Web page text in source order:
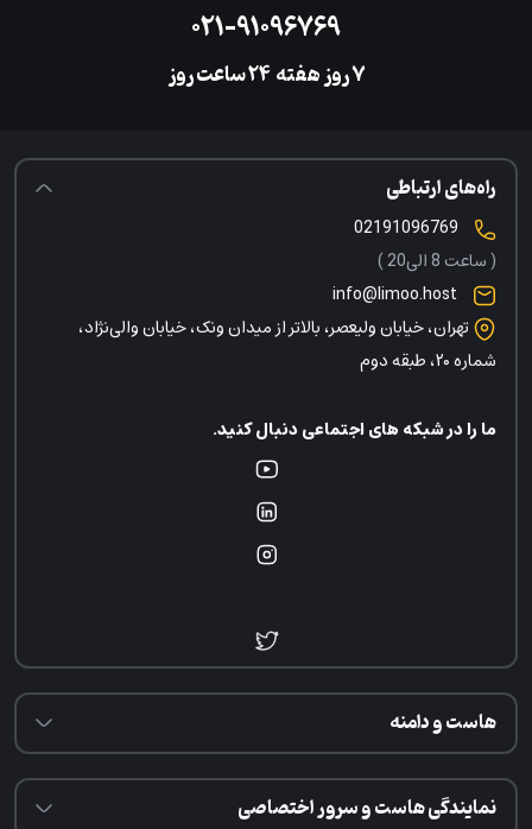
۰۲۱-۹۱۰۹۶۷۶۹
۷ روز هفته ‌۲۴ ساعت روز
هاست و دامنه
نمایندگی هاست و سرور اختصاصی
راه‌های ارتباطی
( ساعت 8 الی20 )
info@limoo.host
تهران، خیابان ولیعصر، بالاتر از میدان ونک، خیابان والی‌نژاد،
شماره ۲۰، طبقه دوم
ما را در شبکه های اجتماعی دنبال کنید.